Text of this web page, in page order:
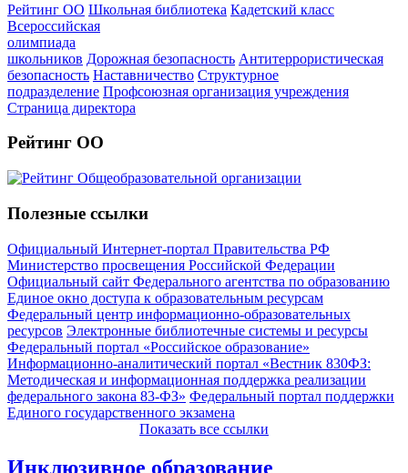
Рейтинг ОО Школьная библиотека Кадетский класс
Всероссийская
олимпиада
школьников Дорожная безопасность Антитеррористическая
безопасность Наставничество Структурное
подразделение Профсоюзная организация учреждения
Страница директора
Рейтинг ОО
Полезные ссылки
Официальный Интернет-портал Правительства РФ
Министерство просвещения Российской Федерации
Официальный сайт Федерального агентства по образованию
Единое окно доступа к образовательным ресурсам
Федеральный центр информационно-образовательных
ресурсов Электронные библиотечные системы и ресурсы
Федеральный портал «Российское образование»
Информационно-аналитический портал «Вестник 830ФЗ:
Методическая и информационная поддержка реализации
федерального закона 83-ФЗ» Федеральный портал поддержки
Единого государственного экзамена
Показать все ссылки
Инклюзивное образование